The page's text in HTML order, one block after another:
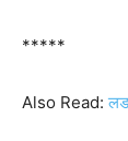
*****
Also Read: